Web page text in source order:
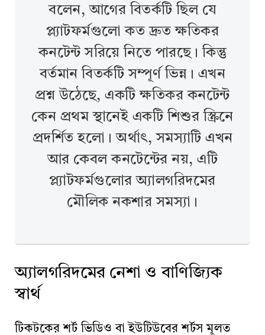
বলেন, আগের বিতর্কটি ছিল যে
প্ল্যাটফর্মগুলো কত দ্রুত ক্ষতিকর
কনটেন্ট সরিয়ে নিতে পারছে। কিন্তু
বর্তমান বিতর্কটি সম্পূর্ণ ভিন্ন। এখন
প্রশ্ন উঠেছে, একটি ক্ষতিকর কনটেন্ট
কেন প্রথম স্থানেই একটি শিশুর স্ক্রিনে
প্রদর্শিত হলো। অর্থাৎ, সমস্যাটি এখন
আর কেবল কনটেন্টের নয়, এটি
প্ল্যাটফর্মগুলোর অ্যালগরিদমের
মৌলিক নকশার সমস্যা।
অ্যালগরিদমের নেশা ও বাণিজ্যিক
স্বার্থ
টিকটকের শর্ট ভিডিও বা ইউটিউবের শর্টস মূলত